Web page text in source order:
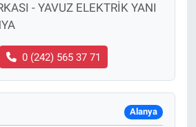
- YAVUZ ELEKTRİK YANI
0 (242) 565 37 71
Alanya